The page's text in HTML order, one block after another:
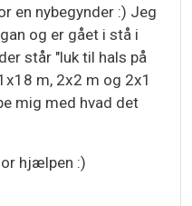
en nybegynder :) Jeg
og er gået i stå i
står "luk til hals på
m, 2x2 m og 2x1
mig med hvad det
hjælpen :)